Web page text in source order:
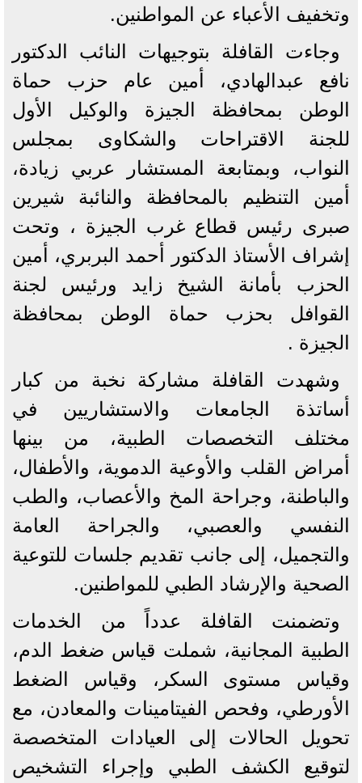
وتخفيف الأعباء عن المواطنين.
وجاءت القافلة بتوجيهات النائب الدكتور
نافع عبدالهادي، أمين عام حزب حماة
الوطن بمحافظة الجيزة والوكيل الأول
للجنة الاقتراحات والشكاوى بمجلس
النواب، وبمتابعة المستشار عربي زيادة،
أمين التنظيم بالمحافظة والنائبة شيرين
صبرى رئيس قطاع غرب الجيزة ، وتحت
إشراف الأستاذ الدكتور أحمد البربري، أمين
الحزب بأمانة الشيخ زايد ورئيس لجنة
القوافل بحزب حماة الوطن بمحافظة
الجيزة .
وشهدت القافلة مشاركة نخبة من كبار
أساتذة الجامعات والاستشاريين في
مختلف التخصصات الطبية، من بينها
أمراض القلب والأوعية الدموية، والأطفال،
والباطنة، وجراحة المخ والأعصاب، والطب
النفسي والعصبي، والجراحة العامة
والتجميل، إلى جانب تقديم جلسات للتوعية
الصحية والإرشاد الطبي للمواطنين.
وتضمنت القافلة عدداً من الخدمات
الطبية المجانية، شملت قياس ضغط الدم،
وقياس مستوى السكر، وقياس الضغط
الأورطي، وفحص الفيتامينات والمعادن، مع
تحويل الحالات إلى العيادات المتخصصة
لتوقيع الكشف الطبي وإجراء التشخيص